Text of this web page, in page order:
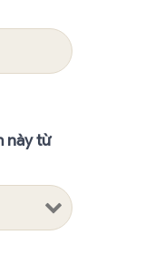
này từ